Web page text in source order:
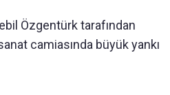
Özgentürk tarafından
camiasında büyük yankı